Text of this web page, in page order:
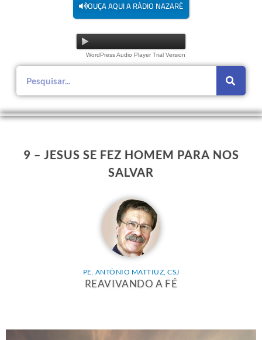
OUÇA AQUI A RÁDIO NAZARÉ
WordPress Audio Player Trial Version
9 – JESUS SE FEZ HOMEM PARA NOS
SALVAR
PE. ANTÔNIO MATTIUZ, CSJ
REAVIVANDO A FÉ